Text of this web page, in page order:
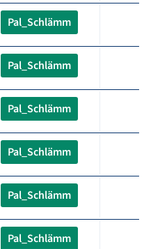
Pal_Schlämm
Pal_Schlämm
Pal_Schlämm
Pal_Schlämm
Pal_Schlämm
Pal_Schlämm